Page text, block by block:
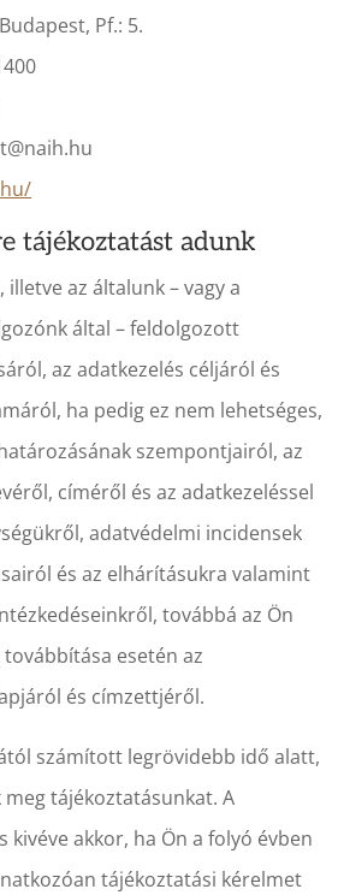
Pf.: 5.
tájékoztatást adunk
az általunk – vagy a
által – feldolgozott
az adatkezelés céljáról és
ha pedig ez nem lehetséges,
szempontjairól, az
címéről és az adatkezeléssel
adatvédelmi incidensek
és az elhárításukra valamint
továbbá az Ön
esetén az
és címzettjéről.
számított legrövidebb idő alatt,
tájékoztatásunkat. A
kivéve akkor, ha Ön a folyó évben
tájékoztatási kérelmet